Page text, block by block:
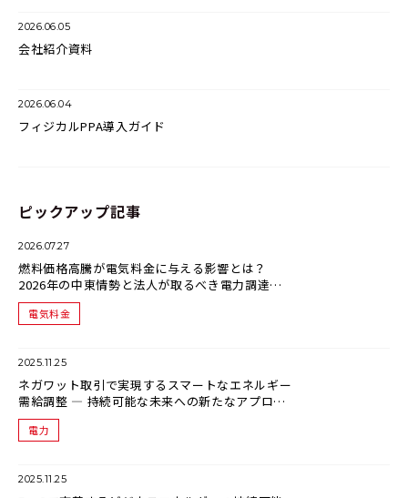
2026.06.05
会社紹介資料
2026.06.04
フィジカルPPA導入ガイド
ピックアップ記事
2026.07.27
燃料価格高騰が電気料金に与える影響とは？
2026年の中東情勢と法人が取るべき電力調達戦
略
電気料金
2025.11.25
ネガワット取引で実現するスマートなエネルギー
需給調整 ― 持続可能な未来への新たなアプロー
チ
電力
2025.11.25